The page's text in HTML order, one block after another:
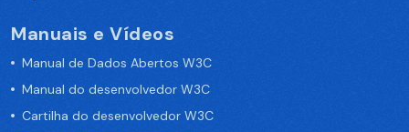
Manuais e Vídeos
Manual de Dados Abertos W3C
Manual do desenvolvedor W3C
Cartilha do desenvolvedor W3C